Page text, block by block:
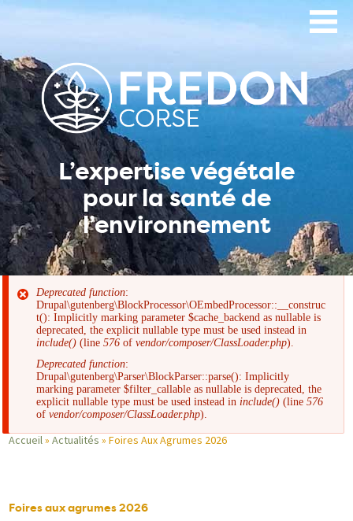
Aller
L’expertise végétale
pour la santé de
l’environnement
Message
d'erreur
Deprecated function:
Drupal\gutenberg\BlockProcessor\OEmbedProcessor::__construc
t(): Implicitly marking parameter $cache_backend as nullable is
deprecated, the explicit nullable type must be used instead in
include() (line576 ofvendor/composer/ClassLoader.php).
Deprecated function:
Drupal\gutenberg\Parser\BlockParser::parse(): Implicitly
marking parameter $filter_callable as nullable is deprecated, the
explicit nullable type must be used instead in include() (line576
ofvendor/composer/ClassLoader.php).
d'Ariane
Accueil Actualités Foires Aux Agrumes 2026
Foires aux agrumes 2026